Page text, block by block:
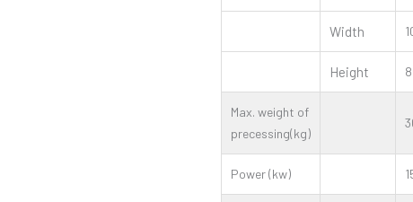
Width
Height
Max. weight of
precessing(kg)
Power (kw)